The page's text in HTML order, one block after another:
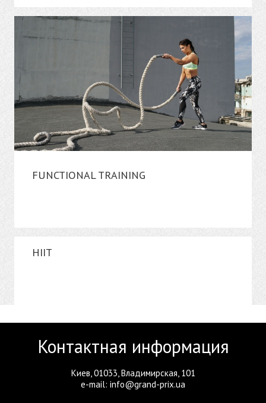
FUNCTIONAL TRAINING
HIIT
Контактная информация
Киев, 01033, Владимирская, 101
e-mail: info@grand-prix.ua